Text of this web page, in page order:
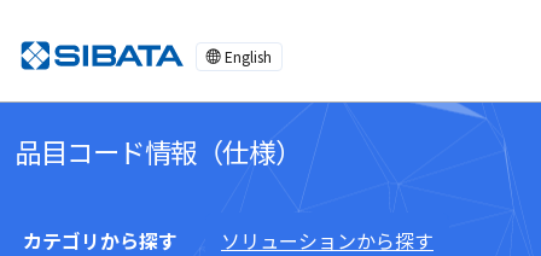
English
品目コード情報（仕様）
カテゴリから探す ソリューションから探す